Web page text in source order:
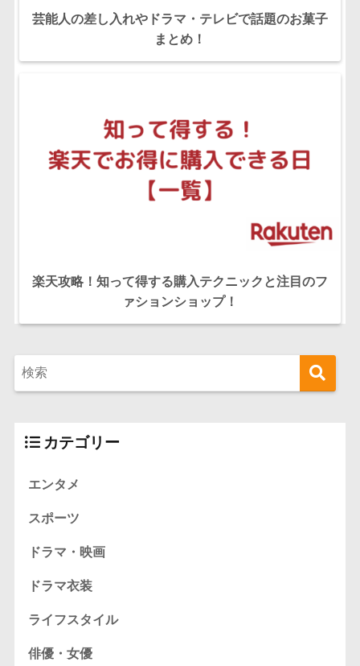
芸能人の差し入れやドラマ・テレビで話題のお菓子
まとめ！
楽天攻略！知って得する購入テクニックと注目のフ
ァションショップ！
カテゴリー
エンタメ
スポーツ
ドラマ・映画
ドラマ衣装
ライフスタイル
俳優・女優